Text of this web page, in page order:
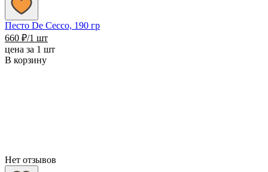
Песто De Cecco, 190 гр
660 ₽/1 шт
цена за 1 шт
В корзину
Нет отзывов